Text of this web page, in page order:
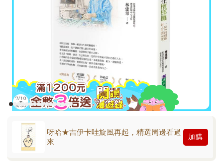
呀哈★吉伊卡哇旋風再起，精選周邊看過
來
加購